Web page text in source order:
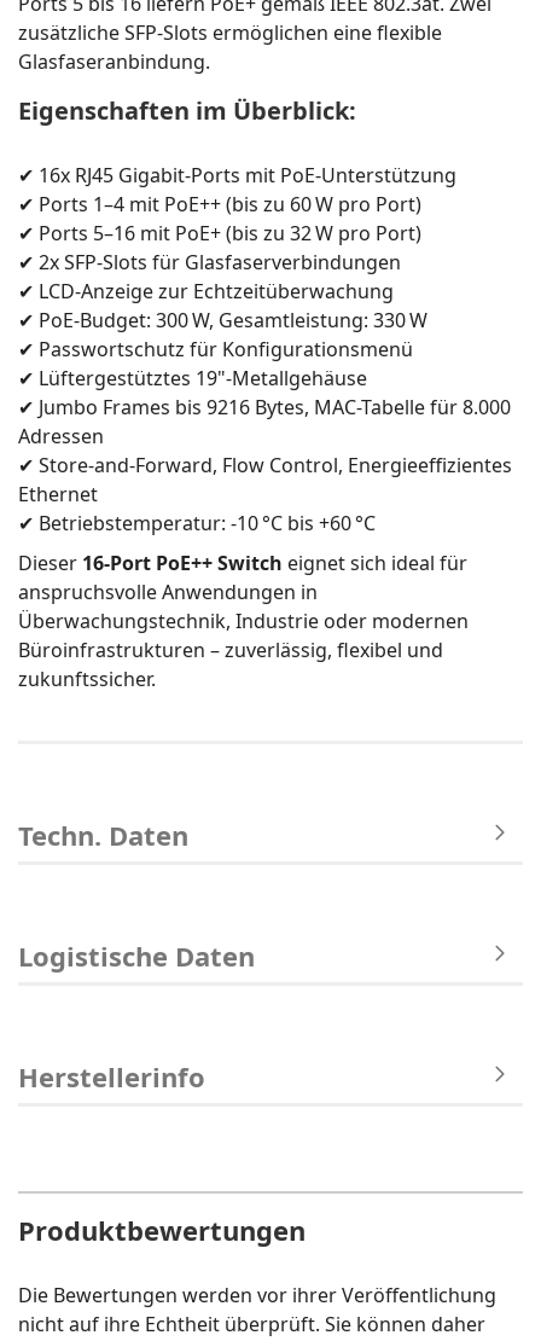
zusätzliche SFP-Slots ermöglichen eine flexible
Glasfaseranbindung.
Eigenschaften im Überblick:
✔ 16x RJ45 Gigabit-Ports mit PoE-Unterstützung
✔ Ports 1–4 mit PoE++ (bis zu 60 W pro Port)
✔ Ports 5–16 mit PoE+ (bis zu 32 W pro Port)
✔ 2x SFP-Slots für Glasfaserverbindungen
✔ LCD-Anzeige zur Echtzeitüberwachung
✔ PoE-Budget: 300 W, Gesamtleistung: 330 W
✔ Passwortschutz für Konfigurationsmenü
✔ Lüftergestütztes 19"-Metallgehäuse
✔ Jumbo Frames bis 9216 Bytes, MAC-Tabelle für 8.000
Adressen
✔ Store-and-Forward, Flow Control, Energieeffizientes
Ethernet
✔ Betriebstemperatur: -10 °C bis +60 °C
Dieser 16-Port PoE++ Switch eignet sich ideal für
anspruchsvolle Anwendungen in
Überwachungstechnik, Industrie oder modernen
Büroinfrastrukturen – zuverlässig, flexibel und
zukunftssicher.
Techn. Daten
Logistische Daten
Herstellerinfo
Produktbewertungen
Die Bewertungen werden vor ihrer Veröffentlichung
nicht auf ihre Echtheit überprüft. Sie können daher